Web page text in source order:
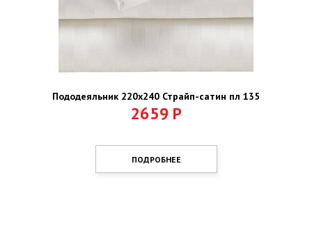
Пододеяльник 220х240 Страйп-сатин пл 135
2659 Р
ПОДРОБНЕЕ